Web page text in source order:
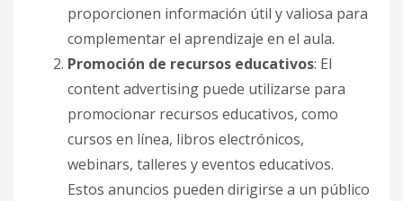
proporcionen información útil y valiosa para
complementar el aprendizaje en el aula.
Promoción de recursos educativos: El
content advertising puede utilizarse para
promocionar recursos educativos, como
cursos en línea, libros electrónicos,
webinars, talleres y eventos educativos.
Estos anuncios pueden dirigirse a un público